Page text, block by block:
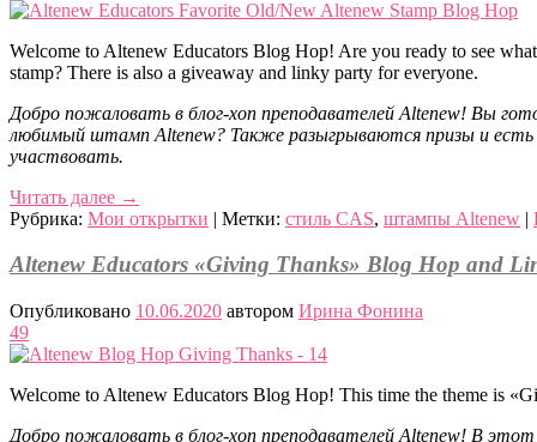
Welcome to Altenew Educators Blog Hop! Are you ready to see
stamp? There is also a giveaway and linky party for everyone.
Добро пожаловать в блог-хоп преподавателей Altenew! Вы
любимый штамп Altenew? Также разыгрываются призы и
участвовать.
Читать далее →
Рубрика: Мои открытки | Метки: стиль CAS, штампы Altenew |
Altenew Educators «Giving Thanks» Blog Hop and
Опубликовано 10.06.2020 автором Ирина Фонина
49
Welcome to Altenew Educators Blog Hop! This time the theme is
Добро пожаловать в блог-хоп преподавателей Altenew! В